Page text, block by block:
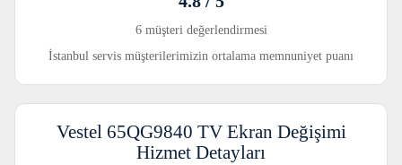
6 müşteri değerlendirmesi
İstanbul servis müşterilerimizin ortalama memnuniyet puanı
Vestel 65QG9840 TV Ekran Değişimi
Hizmet Detayları